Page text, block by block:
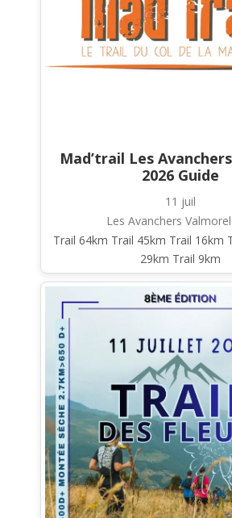
Mad’trail Les
2026 Guide
11 juil
Les Avanchers
Trail 64km Trail 45km Trail 16km
29km Trail 9km